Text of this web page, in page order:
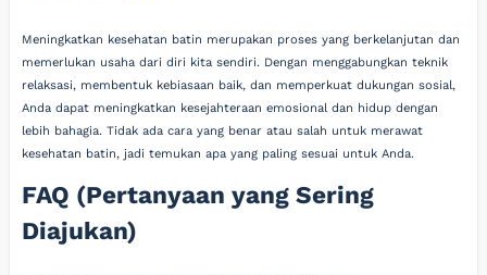
Meningkatkan kesehatan batin merupakan proses yang berkelanjutan dan
memerlukan usaha dari diri kita sendiri. Dengan menggabungkan teknik
relaksasi, membentuk kebiasaan baik, dan memperkuat dukungan sosial,
Anda dapat meningkatkan kesejahteraan emosional dan hidup dengan
lebih bahagia. Tidak ada cara yang benar atau salah untuk merawat
kesehatan batin, jadi temukan apa yang paling sesuai untuk Anda.
FAQ (Pertanyaan yang Sering
Diajukan)